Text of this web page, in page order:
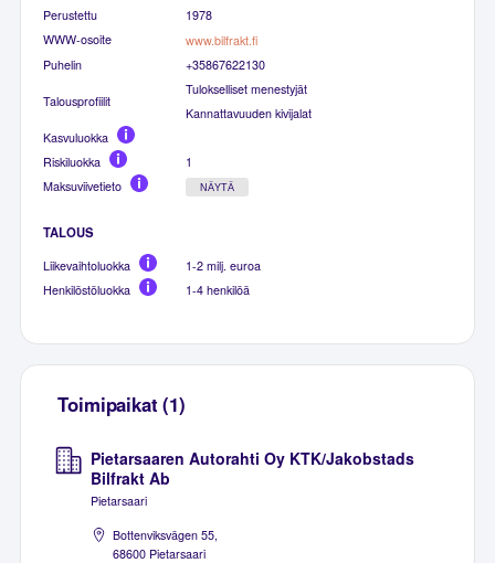
Perustettu
1978
WWW-osoite
www.bilfrakt.fi
Puhelin
+35867622130
Talousprofiilit
Tulokselliset menestyjät
Kannattavuuden kivijalat
Kasvuluokka
Riskiluokka
1
Maksuviivetieto
NÄYTÄ
TALOUS
Liikevaihtoluokka
1-2 milj. euroa
Henkilöstöluokka
1-4 henkilöä
Toimipaikat (1)
Pietarsaaren Autorahti Oy KTK/Jakobstads
Bilfrakt Ab
Pietarsaari
Bottenviksvägen 55,
68600 Pietarsaari